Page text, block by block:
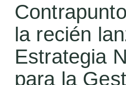
la recién
Estrategia
para la